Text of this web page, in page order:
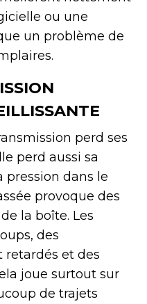
ou une
un problème de
perd ses
perd aussi sa
dans le
provoque des
la boîte. Les
des
et des
joue surtout sur
de trajets